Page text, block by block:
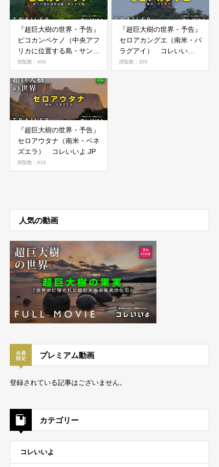
『超巨大樹の世界・予告』
ピコカンペケノ（中央アフ
リカに位置する島・サント
メ島） コレいいよ.JP
閲覧数：406
『超巨大樹の世界・予告』
セロアカングエ（南米・パ
ラグアイ） コレいい
よ.JP
閲覧数：305
『超巨大樹の世界・予告』
セロアウタナ（南米・ベネ
ズエラ） コレいいよ.JP
閲覧数：918
人気の動画
プレミアム動画
登録されている記事はございません。
カテゴリー
コレいいよ